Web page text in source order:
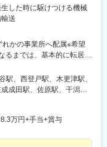
した時に駆けつける機械
送
れかの事業所へ配属※希望
るまでは、基本的に転居を
属事務所に在籍のまま、
制度もあります。＜募集エ
県、茨城県、宮城県、山
、徳島県、高知県、山口
化中！！東京都、大阪
＜本社＞東京都港区元赤
駅、西登戸駅、木更津駅、
成田駅、佐原駅、干潟
駅、湖北駅、柏の葉キャ
、新横浜駅、京急川崎
万円+手当+賞与